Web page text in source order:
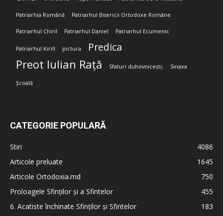
Patriarhia Română Patriarhul Bisericii Ortodoxe Române
Patriarhul Chiril Patriarhul Daniel Patriarhul Ecumenic
Patriarhul Kirill pictura Predica
Preot Iulian Rață Sfaturi duhovnicești; Sinaxa
Școală
CATEGORIE POPULARĂ
Stiri
4086
Articole preluate
1645
Articole Ortodoxia.md
750
Proloagele Sfinților și a Sfintelor
455
6. Acatiste închinate Sfinților și Sfintelor
183